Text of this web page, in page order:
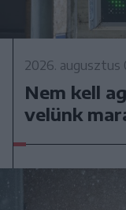
2026.
Nem kell
velünk